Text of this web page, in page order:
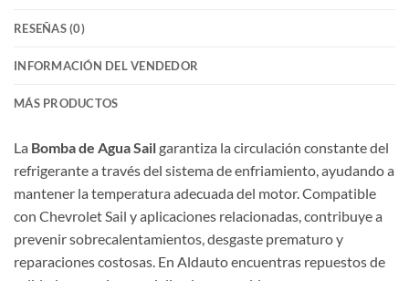
RESEÑAS (0)
INFORMACIÓN DEL VENDEDOR
MÁS PRODUCTOS
La Bomba de Agua Sailgarantiza la circulación constante del
refrigerante a través del sistema de enfriamiento, ayudando a
mantener la temperatura adecuada del motor. Compatible
con Chevrolet Sail y aplicaciones relacionadas, contribuye a
prevenir sobrecalentamientos, desgaste prematuro y
reparaciones costosas. En Aldauto encuentras repuestos de